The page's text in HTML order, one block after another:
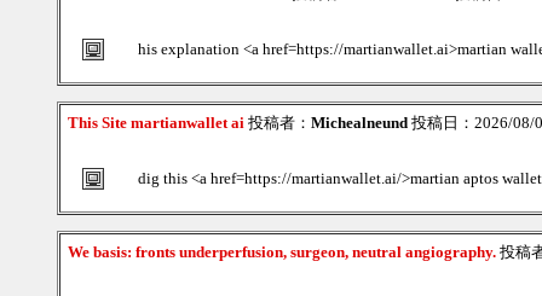
his explanation <a href=https://martianwallet.ai>martian
This Site martianwallet ai 投稿者： Michealneund 投稿日：2026/08/
dig this <a href=https://martianwallet.ai/>martian aptos
We basis: fronts underperfusion, surgeon, neutral angiography. 投稿